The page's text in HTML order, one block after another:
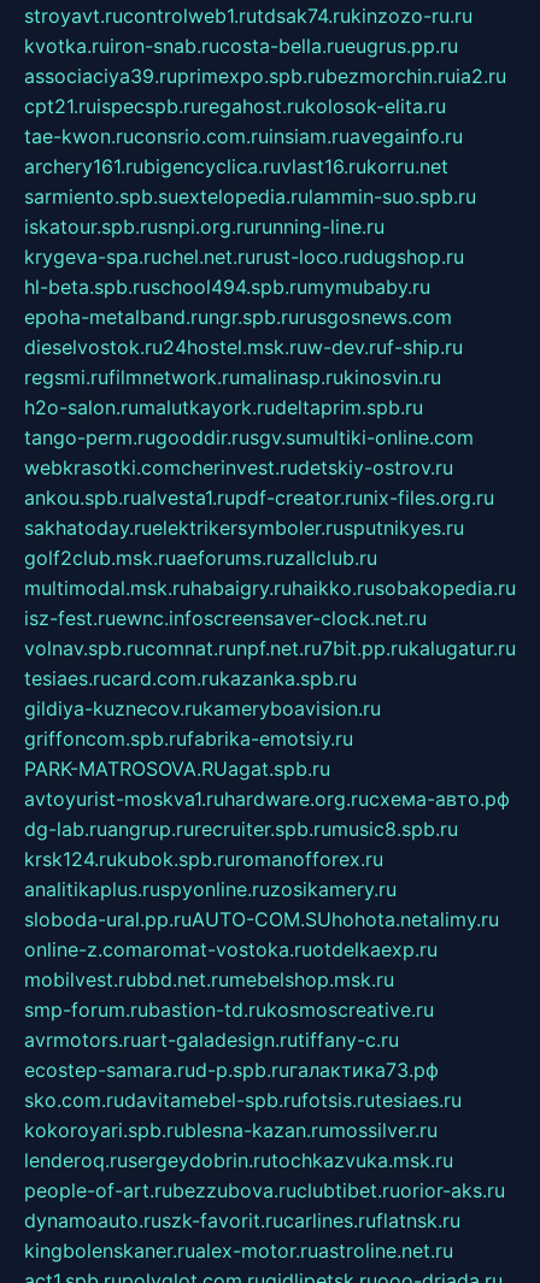
stroyavt.rucontrolweb1.rutdsak74.rukinzozo-ru.ru
kvotka.ruiron-snab.rucosta-bella.rueugrus.pp.ru
associaciya39.ruprimexpo.spb.rubezmorchin.ruia2.ru
cpt21.ruispecspb.ruregahost.rukolosok-elita.ru
tae-kwon.ruconsrio.com.ruinsiam.ruavegainfo.ru
archery161.rubigencyclica.ruvlast16.rukorru.net
sarmiento.spb.suextelopedia.rulammin-suo.spb.ru
iskatour.spb.rusnpi.org.rurunning-line.ru
krygeva-spa.ruchel.net.rurust-loco.rudugshop.ru
hl-beta.spb.ruschool494.spb.rumymubaby.ru
epoha-metalband.rungr.spb.rurusgosnews.com
dieselvostok.ru24hostel.msk.ruw-dev.ruf-ship.ru
regsmi.rufilmnetwork.rumalinasp.rukinosvin.ru
h2o-salon.rumalutkayork.rudeltaprim.spb.ru
tango-perm.rugooddir.rusgv.sumultiki-online.com
webkrasotki.comcherinvest.rudetskiy-ostrov.ru
ankou.spb.rualvesta1.rupdf-creator.runix-files.org.ru
sakhatoday.ruelektrikersymboler.rusputnikyes.ru
golf2club.msk.ruaeforums.ruzallclub.ru
multimodal.msk.ruhabaigry.ruhaikko.rusobakopedia.ru
isz-fest.ruewnc.infoscreensaver-clock.net.ru
volnav.spb.rucomnat.runpf.net.ru7bit.pp.rukalugatur.ru
tesiaes.rucard.com.rukazanka.spb.ru
gildiya-kuznecov.rukameryboavision.ru
griffoncom.spb.rufabrika-emotsiy.ru
PARK-MATROSOVA.RUagat.spb.ru
avtoyurist-moskva1.ruhardware.org.ruсхема-авто.рф
dg-lab.ruangrup.rurecruiter.spb.rumusic8.spb.ru
krsk124.rukubok.spb.ruromanofforex.ru
analitikaplus.ruspyonline.ruzosikamery.ru
sloboda-ural.pp.ruAUTO-COM.SUhohota.netalimy.ru
online-z.comaromat-vostoka.ruotdelkaexp.ru
mobilvest.rubbd.net.rumebelshop.msk.ru
smp-forum.rubastion-td.rukosmoscreative.ru
avrmotors.ruart-galadesign.rutiffany-c.ru
ecostep-samara.rud-p.spb.ruгалактика73.рф
sko.com.rudavitamebel-spb.rufotsis.rutesiaes.ru
kokoroyari.spb.rublesna-kazan.rumossilver.ru
lenderoq.rusergeydobrin.rutochkazvuka.msk.ru
people-of-art.rubezzubova.ruclubtibet.ruorior-aks.ru
dynamoauto.ruszk-favorit.rucarlines.ruflatnsk.ru
kingbolenskaner.rualex-motor.ruastroline.net.ru